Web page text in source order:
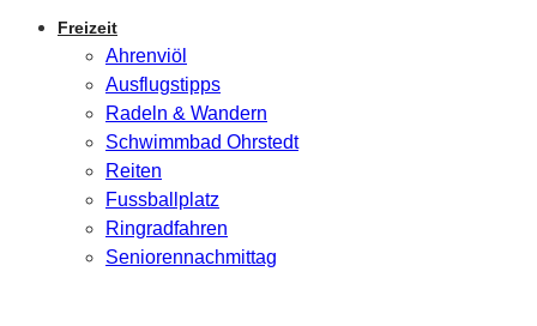
Freizeit
Ahrenviöl
Ausflugstipps
Radeln & Wandern
Schwimmbad Ohrstedt
Reiten
Fussballplatz
Ringradfahren
Seniorennachmittag